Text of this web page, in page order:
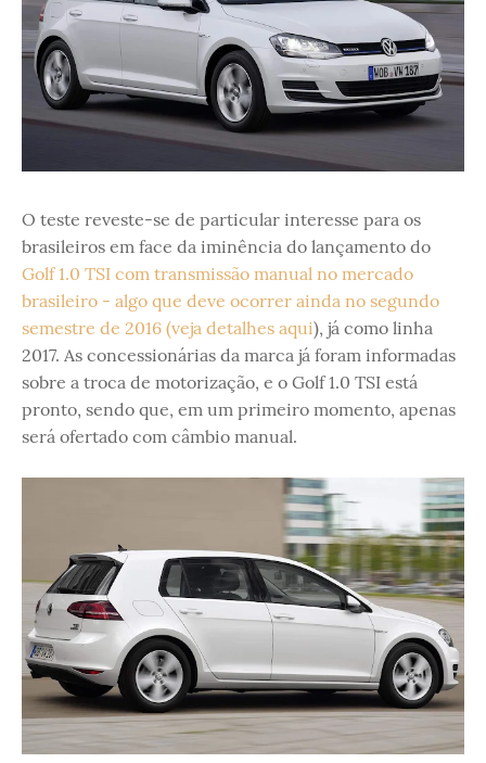
O teste reveste-se de particular interesse para os
brasileiros em face da iminência do lançamento do
Golf 1.0 TSI com transmissão manual no mercado
brasileiro - algo que deve ocorrer ainda no segundo
semestre de 2016 (veja detalhes aqui), já como linha
2017. As concessionárias da marca já foram informadas
sobre a troca de motorização, e o Golf 1.0 TSI está
pronto, sendo que, em um primeiro momento, apenas
será ofertado com câmbio manual.